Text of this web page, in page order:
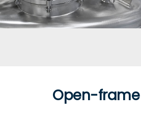
Open-frame